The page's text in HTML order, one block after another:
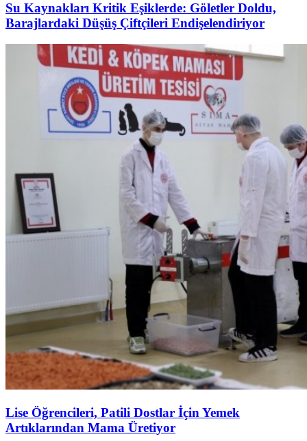
Su Kaynakları Kritik Eşiklerde: Göletler Doldu,
Barajlardaki Düşüş Çiftçileri Endişelendiriyor
Lise Öğrencileri, Patili Dostlar İçin Yemek
Artıklarından Mama Üretiyor